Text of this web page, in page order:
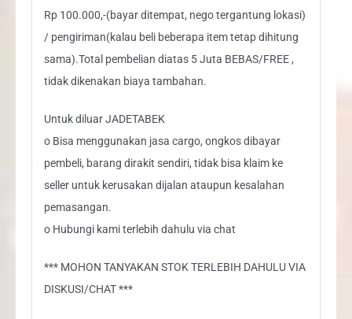
Rp 100.000,-(bayar ditempat, nego tergantung lokasi)
/ pengiriman(kalau beli beberapa item tetap dihitung
sama).Total pembelian diatas 5 Juta BEBAS/FREE ,
tidak dikenakan biaya tambahan.
Untuk diluar JADETABEK
o Bisa menggunakan jasa cargo, ongkos dibayar
pembeli, barang dirakit sendiri, tidak bisa klaim ke
seller untuk kerusakan dijalan ataupun kesalahan
pemasangan.
o Hubungi kami terlebih dahulu via chat
*** MOHON TANYAKAN STOK TERLEBIH DAHULU VIA
DISKUSI/CHAT ***